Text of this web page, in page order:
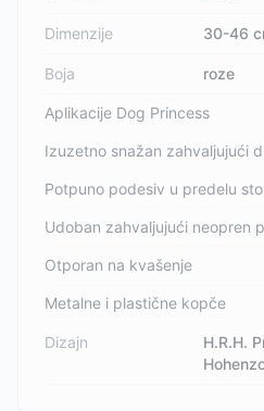
Dimenzije 30-46
Boja roze
Aplikacije Dog Princess
Izuzetno snažan zahvaljujući
Potpuno podesiv u predelu
Udoban zahvaljujući neopren
Otporan na kvašenje
Metalne i plastične kopče
Dizajn
H.R.H.